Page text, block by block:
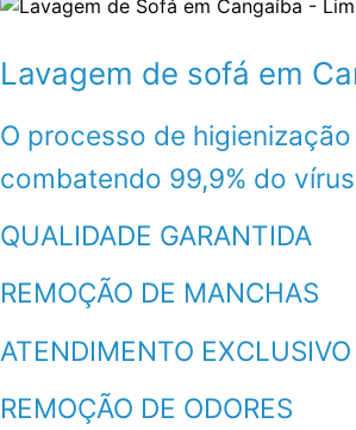
Lavagem de sofá em
O processo de
combatendo 99,9% do
QUALIDADE GARANTIDA
REMOÇÃO DE MANCHAS
ATENDIMENTO EXCLUSIVO
REMOÇÃO DE ODORES